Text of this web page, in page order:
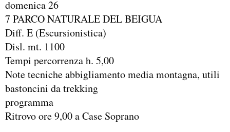
domenica 26
7 PARCO NATURALE DEL BEIGUA
Diff. E (Escursionistica)
Disl. mt. 1100
Tempi percorrenza h. 5,00
Note tecniche abbigliamento media montagna, utili
bastoncini da trekking
programma
Ritrovo ore 9,00 a Case Soprano